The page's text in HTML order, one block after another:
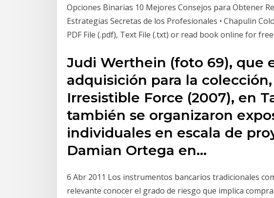
Opciones Binarias 10 Mejores Consejos para Obtener
Estrategias Secretas de los Profesionales • Chapulin
PDF File (.pdf), Text File (.txt) or read book online for
Judi Werthein (foto 69), que
adquisición para la
Irresistible Force (2007), en
también se organizaron
individuales en escala de
Damian Ortega en…
6 Abr 2011 Los instrumentos bancarios tradicionales
relevante conocer el grado de riesgo que implica